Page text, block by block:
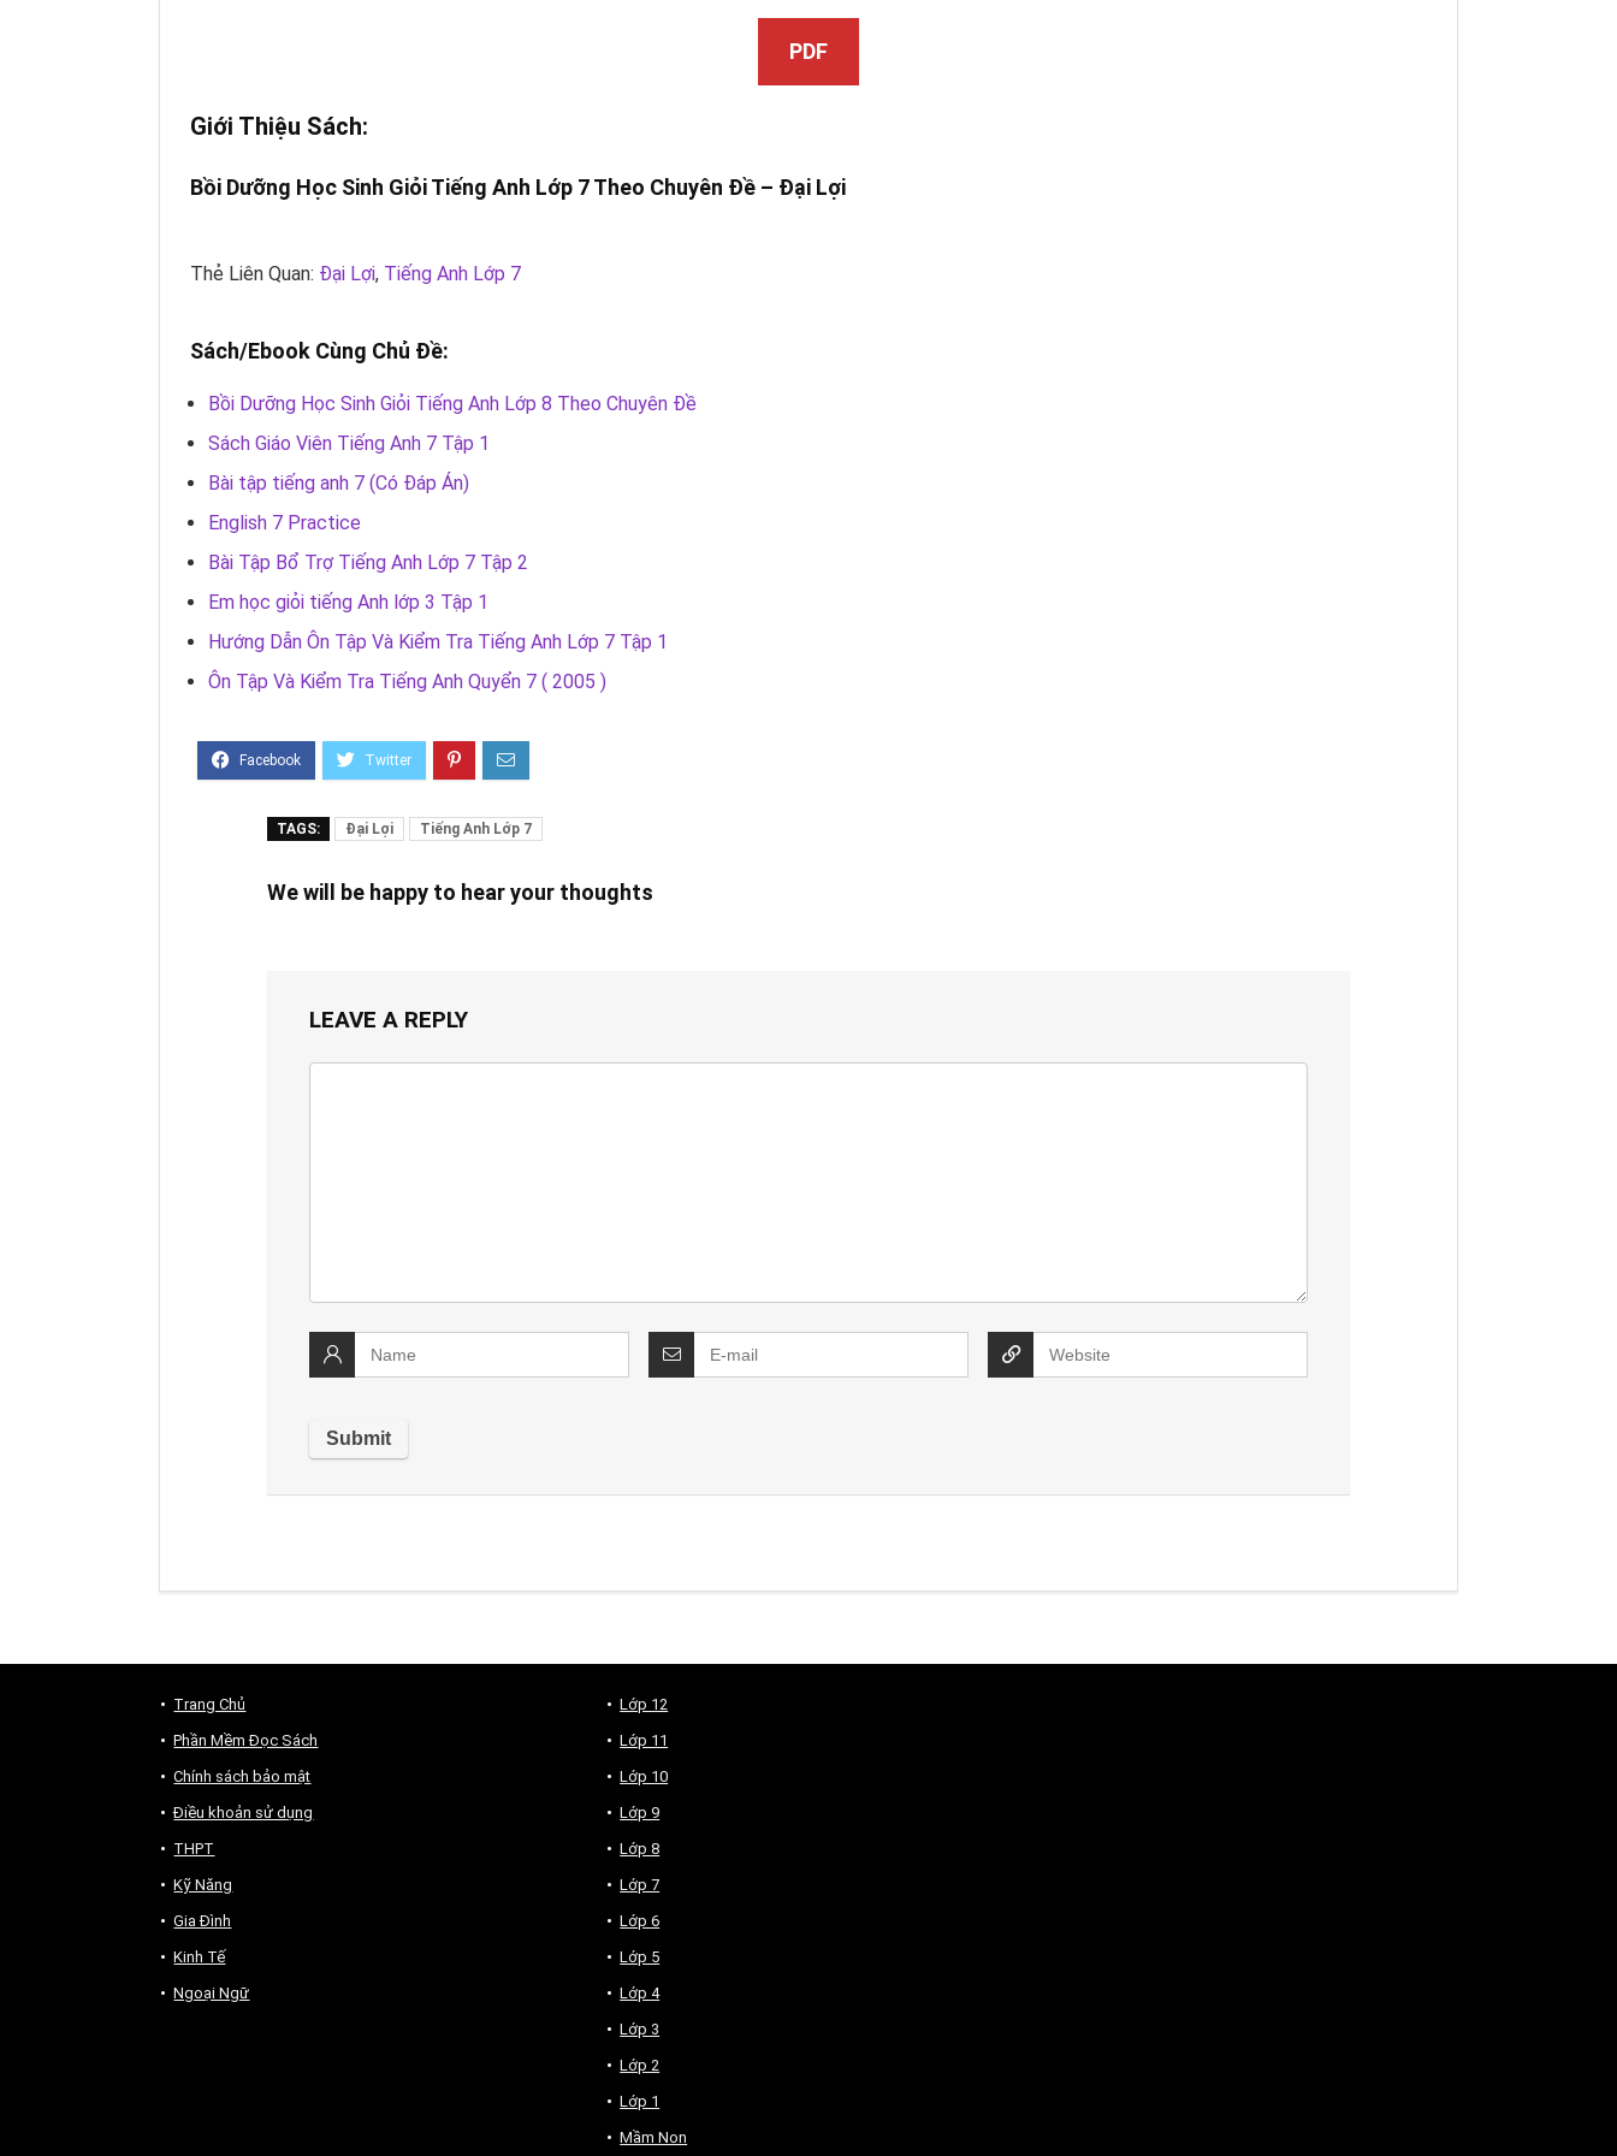
PDF
Giới Thiệu Sách:
Bồi Dưỡng Học Sinh GiỏiTiếng Anh Lớp 7Theo Chuyên Đề – Đại Lợi
Thẻ Liên Quan: Đại Lợi, Tiếng Anh Lớp 7
Sách/Ebook Cùng Chủ Đề:
Bồi Dưỡng Học Sinh Giỏi Tiếng Anh Lớp 8 Theo Chuyên Đề
Sách Giáo Viên Tiếng Anh 7 Tập 1
Bài tập tiếng anh 7 (Có Đáp Án)
English 7 Practice
Bài Tập Bổ Trợ Tiếng Anh Lớp 7 Tập 2
Em học giỏi tiếng Anh lớp 3 Tập 1
Hướng Dẫn Ôn Tập Và Kiểm Tra Tiếng Anh Lớp 7 Tập 1
Ôn Tập Và Kiểm Tra Tiếng Anh Quyển 7 ( 2005 )
TAGS: Đại Lợi Tiếng Anh Lớp 7
We will be happy to hear your thoughts
LEAVE A REPLY
Trang Chủ
Phần Mềm Đọc Sách
Chính sách bảo mật
Điều khoản sử dụng
THPT
Kỹ Năng
Gia Đình
Kinh Tế
Ngoại Ngữ
Lớp 12
Lớp 11
Lớp 10
Lớp 9
Lớp 8
Lớp 7
Lớp 6
Lớp 5
Lớp 4
Lớp 3
Lớp 2
Lớp 1
Mầm Non